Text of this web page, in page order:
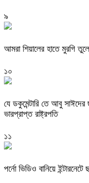
৯
‎আমরা শিয়ালের হাতে মুরগি
১০
যে ডকুমেন্টারি তে আবু
ভারপ্রাপ্ত রাষ্ট্রপতি
১১
পর্নো ভিডিও বানিয়ে